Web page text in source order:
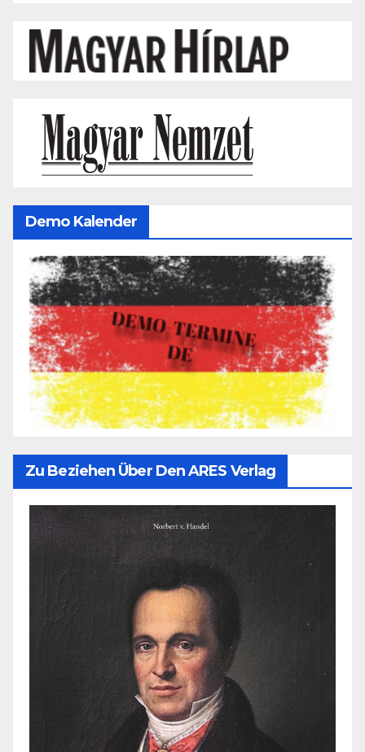
Demo Kalender
Zu Beziehen Über Den ARES Verlag